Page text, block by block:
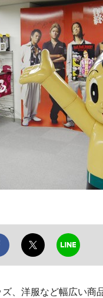
、洋服など幅広い商